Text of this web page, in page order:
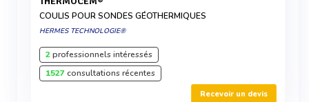
COULIS POUR SONDES GÉOTHERMIQUES
HERMES TECHNOLOGIE®
2professionnels intéressés
1527consultations récentes
Recevoir un devis